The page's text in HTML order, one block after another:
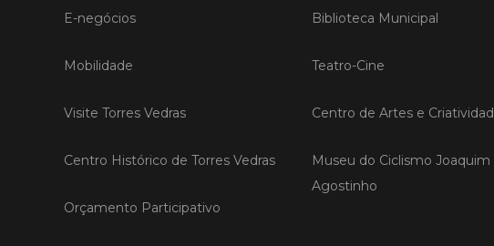
E-negócios
Mobilidade
Visite Torres Vedras
Centro Histórico de Torres Vedras
Orçamento Participativo
Biblioteca Municipal
Teatro-Cine
Centro de Artes e
Museu do Ciclismo Joaquim
Agostinho